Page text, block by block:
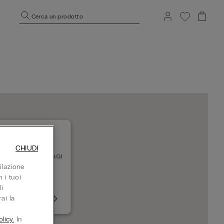
Cerca un prodotto
SC KOZYATAGI
ISTANBUL
adesso
+902165762642
i tuoi
la
In
CHIUDI